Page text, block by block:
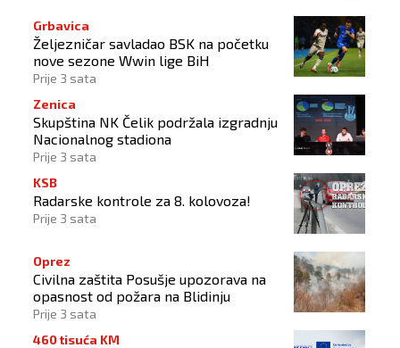
Grbavica
Željezničar savladao BSK na početku
nove sezone Wwin lige BiH
Prije 3 sata
Zenica
Skupština NK Čelik podržala izgradnju
Nacionalnog stadiona
Prije 3 sata
KSB
Radarske kontrole za 8. kolovoza!
Prije 3 sata
Oprez
Civilna zaštita Posušje upozorava na
opasnost od požara na Blidinju
Prije 3 sata
460 tisuća KM